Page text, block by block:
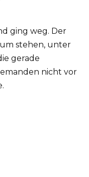
ging weg. Der
stehen, unter
gerade
nicht vor